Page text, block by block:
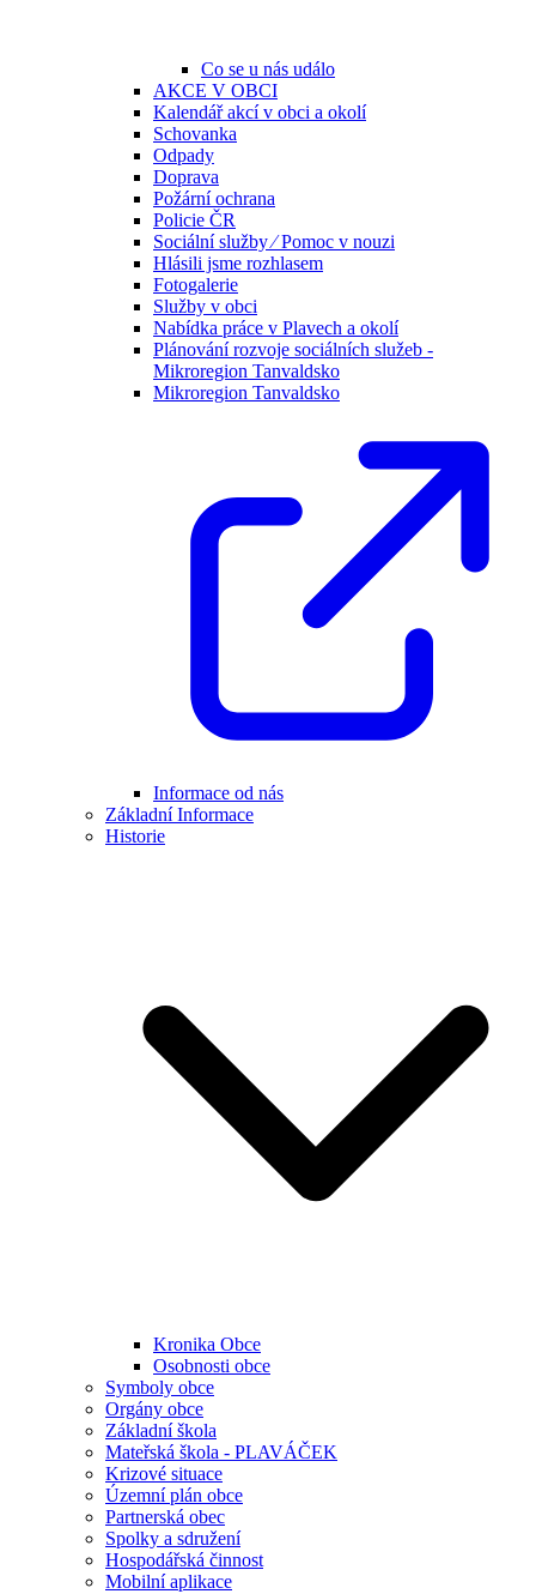
Co se u nás událo
AKCE V OBCI
Kalendář akcí v obci a okolí
Schovanka
Odpady
Doprava
Požární ochrana
Policie ČR
Sociální služby ⁄ Pomoc v nouzi
Hlásili jsme rozhlasem
Fotogalerie
Služby v obci
Nabídka práce v Plavech a okolí
Plánování rozvoje sociálních služeb -
Mikroregion Tanvaldsko
Mikroregion Tanvaldsko
Informace od nás
Základní Informace
Historie
Kronika Obce
Osobnosti obce
Symboly obce
Orgány obce
Základní škola
Mateřská škola - PLAVÁČEK
Krizové situace
Územní plán obce
Partnerská obec
Spolky a sdružení
Hospodářská činnost
Mobilní aplikace